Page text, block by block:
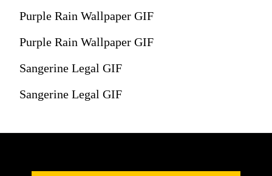
Purple Rain Wallpaper GIF
Purple Rain Wallpaper GIF
Sangerine Legal GIF
Sangerine Legal GIF